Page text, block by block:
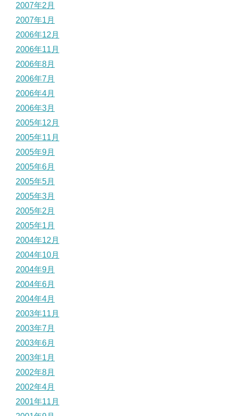
2007年2月
2007年1月
2006年12月
2006年11月
2006年8月
2006年7月
2006年4月
2006年3月
2005年12月
2005年11月
2005年9月
2005年6月
2005年5月
2005年3月
2005年2月
2005年1月
2004年12月
2004年10月
2004年9月
2004年6月
2004年4月
2003年11月
2003年7月
2003年6月
2003年1月
2002年8月
2002年4月
2001年11月